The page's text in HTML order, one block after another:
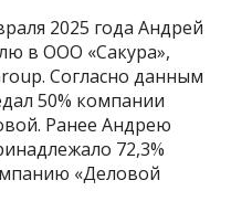
2025 года Андрей
в ООО «Сакура»,
Согласно данным
50% компании
Ранее Андрею
72,3%
«Деловой